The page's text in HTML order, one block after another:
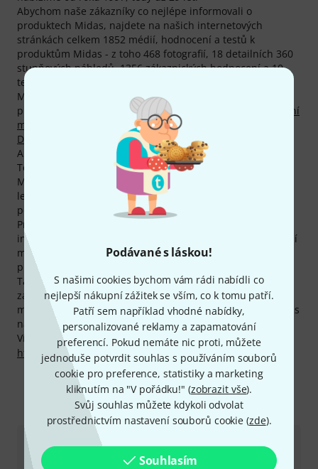
Podávané s láskou!
S našimi cookies bychom vám rádi nabídli co
nejlepší nákupní zážitek se vším, co k tomu patří.
Patří sem například vhodné nabídky,
personalizované reklamy a zapamatování
preferencí. Pokud nemáte nic proti, můžete
jednoduše potvrdit souhlas s používáním souborů
cookie pro preference, statistiky a marketing
kliknutím na "V pořádku!" (zobrazit vše).
Svůj souhlas můžete kdykoli odvolat
prostřednictvím nastavení souborů cookie (zde).
Souhlasím
Abychom naše zákazníky co nejlépe informovali o
produktech Midas, najdete na našich internetových
stránkách celkem 1852 médií, hodnocení a testů k
produktům Midas - z toho 468 fotografií, 18 detailních 360
stupňových náhledů, 1356 zákaznických hodnocení a 10
testů z časopisů (v různých jazycích).
Mezi našimi bestsellery se momentálně nachází 7
produktů Midas, např. v kategoriích
Stageboxy pro digitální
mixpulty
Digitalní mixpulty,Ostatní studiové zařízení
Digitální mixpulty
Analogové mixpulty
Absolutním trhákem značky Midas je produkt
Tento produkt si už u nás zakoupilo 5.000 zákazníků.
Midas poskytuje svým zákazníkům na všechny produkty 2-
letou záruku. My tuto záruku prodlužujeme o jeden rok a
poskytujeme našim zákazníkům plné tři roky záruky.
Produkty Midas patří k nejnavštěvovanějším v
internetovém obchodě Thomann Online-Store. Za poslední
měsíc byl každý jednotlivý produkt výrobce navštíven v
průměru více než 3.000-krát.
Také na produkty Midas Vám poskytujeme naši 30denní
záruku vrácení peněz, 3letou záruku firmy Thomann a
mnoho dalších služeb, jako kompententní odborníky, servis
na místě, financování a mnoho dalšího.
Více informací o výrobci najdete zde:
http://www.midasconsoles.com/
Kontaktujte nás
Zákaznický servis - Česko